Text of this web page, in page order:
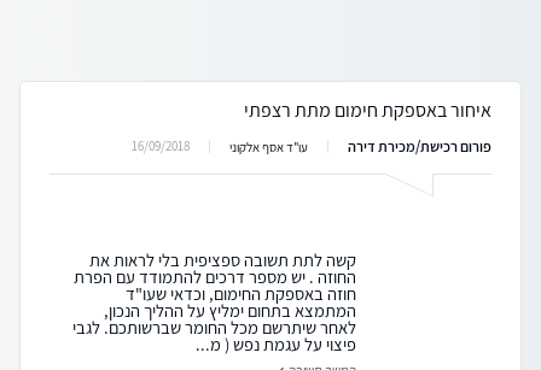
איחור באספקת חימום מתת רצפתי
פורום רכישת/מכירת דירה עו"ד אסף אלקוני 16/09/2018
קשה לתת תשובה ספציפית בלי לראות את
החוזה . יש מספר דרכים להתמודד עם הפרת
חוזה באספקת החימום, וכדאי שעו"ד
המתמצא בתחום ימליץ על ההליך הנכון,
לאחר שיתרשם מכל החומר שברשותכם. לגבי
פיצוי על עגמת נפש ( מ...